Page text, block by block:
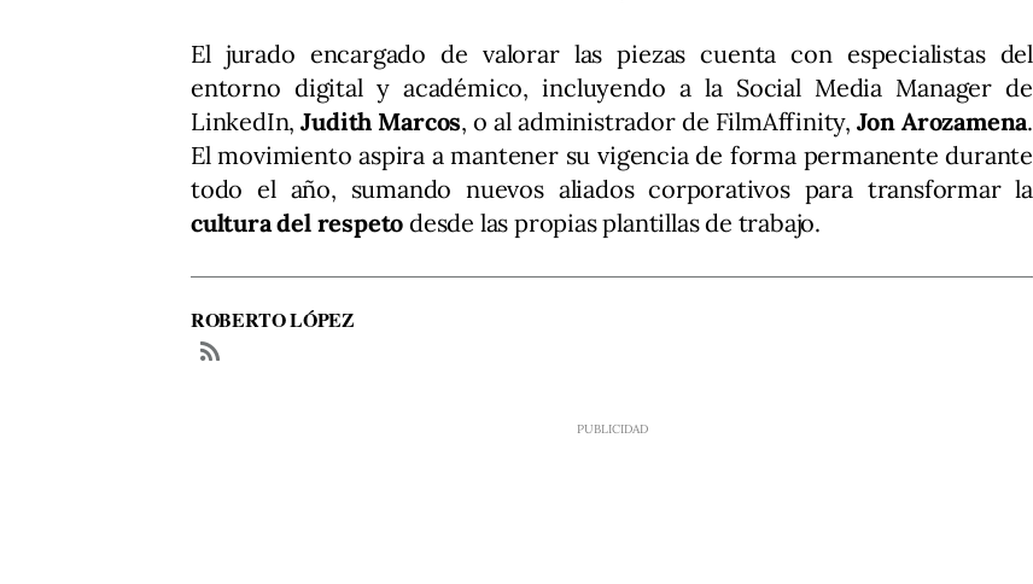
El jurado encargado de valorar las piezas cuenta con especialistas del
entorno digital y académico, incluyendo a la Social Media Manager de
LinkedIn,Judith Marcos, o al administrador de FilmAffinity,Jon Arozamena.
El movimiento aspira a mantener su vigencia de forma permanente durante
todo el año, sumando nuevos aliados corporativos para transformar la
cultura del respeto desde las propias plantillas de trabajo.
ROBERTO LÓPEZ